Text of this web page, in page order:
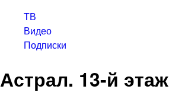
ТВ
Видео
Подписки
Астрал. 13-й этаж